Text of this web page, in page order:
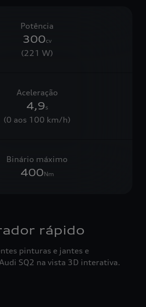
Potência
300cv
(221 W)
Aceleração
4,9s
(0 aos 100 km/h)
Binário máximo
400Nm
rápido
pinturas e jantes e
SQ2 na vista 3D interativa.